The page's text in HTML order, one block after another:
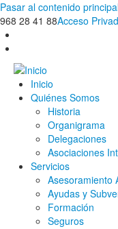
Pasar al contenido
968 28 41 88Acceso
Inicio
Quiénes Somos
Historia
Organigrama
Delegaciones
Asociaciones
Servicios
Asesoramiento
Ayudas y
Formación
Seguros